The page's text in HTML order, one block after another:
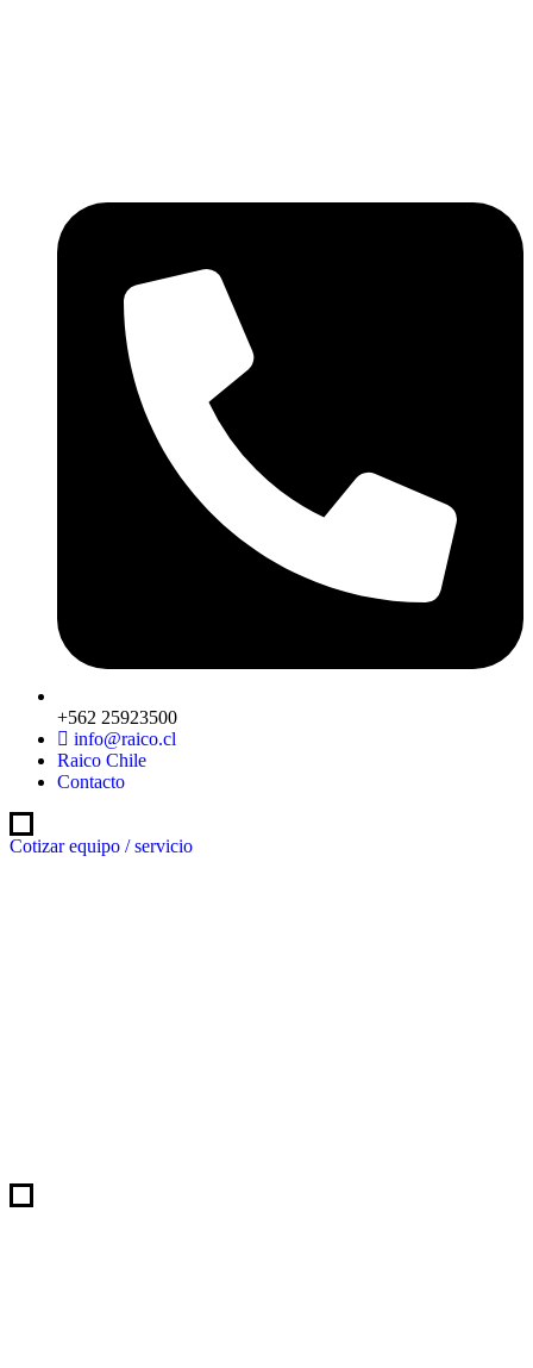
+562 25923500
info@raico.cl
Raico Chile
Contacto
Cotizar equipo / servicio